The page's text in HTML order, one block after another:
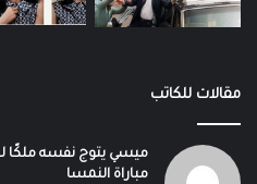
مقالات للكاتب
مباراة النمسا